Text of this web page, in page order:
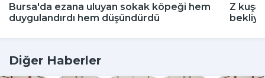
Bursa'da ezana uluyan sokak köpeği hem
duygulandırdı hem düşündürdü
Z
Diğer Haberler